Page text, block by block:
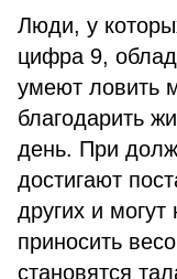
Люди, у
цифра 9,
умеют ловить
благодарить
день. При
достигают
других и могут
приносить
становятся